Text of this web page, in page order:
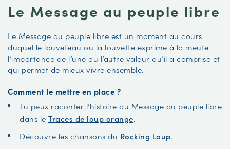
Le Message au peuple libre
Le Message au peuple libre est un moment au cours
duquel le louveteau ou la louvette exprime à la meute
l’importance de l’une ou l’autre valeur qu’il a comprise et
qui permet de mieux vivre ensemble.
Comment le mettre en place ?
Tu peux raconter l’histoire du Message au peuple libre
dans le Traces de loup orange.
Découvre les chansons du Rocking Loup.